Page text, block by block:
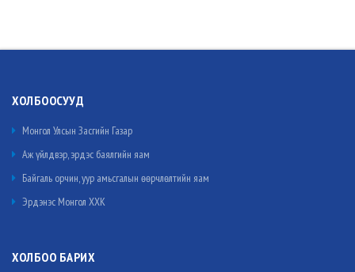
ХОЛБООСУУД
Монгол Улсын Засгийн Газар
Аж үйлдвэр, эрдэс баялгийн яам
Байгаль орчин, уур амьсгалын өөрчлөлтийн яам
Эрдэнэс Монгол ХХК
ХОЛБОО БАРИХ